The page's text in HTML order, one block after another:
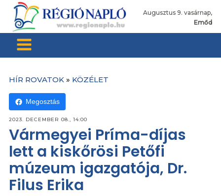
Augusztus 9. vasárnap,
Emőd
HÍR ROVATOK » KÖZÉLET
Megosztás
2023. DECEMBER 08., 14:00
Vármegyei Príma-díjas
lett a kiskőrösi Petőfi
múzeum igazgatója, Dr.
Filus Erika